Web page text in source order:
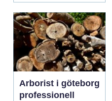
Arborist i göteborg
professionell